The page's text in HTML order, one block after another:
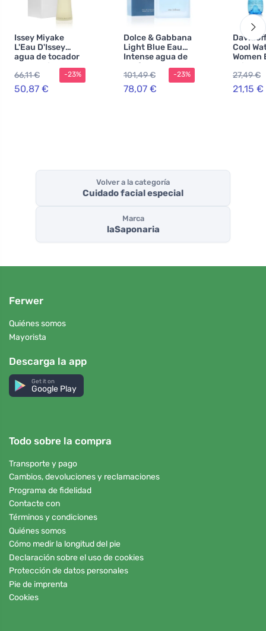
Issey Miyake
L'Eau D'Issey
agua de tocador
para mujer 100
ml
66,11 €
50,87 €
-23%
Dolce & Gabbana
Light Blue Eau
Intense agua de
perfume para
mujer 100 ml
101,49 €
78,07 €
-23%
Cool
Women
mujer
loción
27,49 €
21,15 €
Volver a la categoría
Cuidado facial especial
Marca
laSaponaria
Ferwer
Quiénes somos
Mayorista
Descarga la app
Get it on
Google Play
Todo sobre la compra
Transporte y pago
Cambios, devoluciones y reclamaciones
Programa de fidelidad
Contacte con
Términos y condiciones
Quiénes somos
Cómo medir la longitud del pie
Declaración sobre el uso de cookies
Protección de datos personales
Pie de imprenta
Cookies